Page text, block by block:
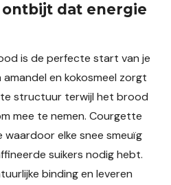
ontbijt dat energie
is de perfecte start van je
en kokosmeel zorgt
structuur terwijl het brood
mee te nemen. Courgette
elke snee smeuïg
suikers nodig hebt.
binding en leveren